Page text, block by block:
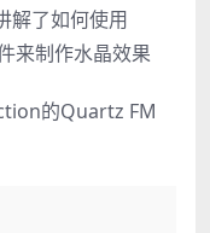
解了如何使用
来制作水晶效果
的Quartz FM